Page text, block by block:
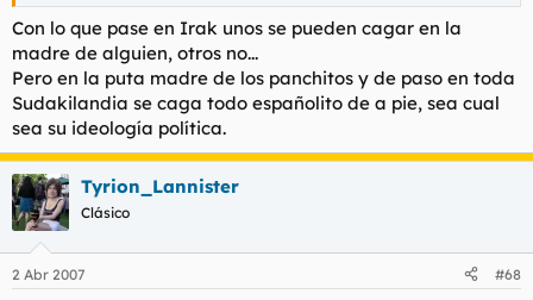
Con lo que pase en Irak unos se pueden cagar en la
madre de alguien, otros no...
Pero en la puta madre de los panchitos y de paso en toda
Sudakilandia se caga todo españolito de a pie, sea cual
sea su ideología política.
Tyrion_Lannister
Clásico
2 Abr 2007 #68